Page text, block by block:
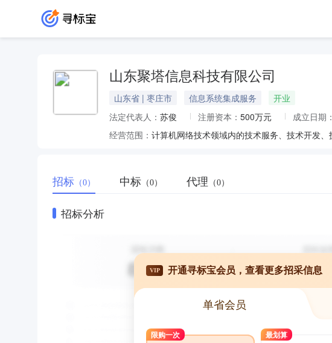
山东聚塔信息科技有限公司
山东省 | 枣庄市 信息系统集成服务
开业
法定代表人： 苏俊 注册资本： 500万元 成立日期：
经营范围：
招标 （0） 中标 （0） 代理 （0）
招标分析
VIP 开通寻标宝会员，查看更多招采信息
单省会员
限购一次 最划算